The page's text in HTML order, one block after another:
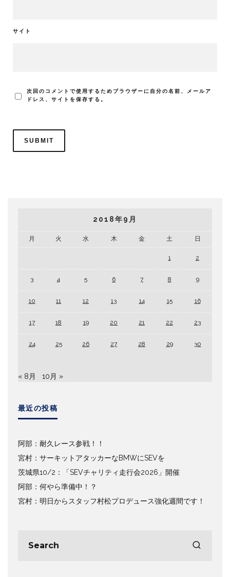
サイト
次回のコメントで使用するためブラウザーに自分の名前、メールア
ドレス、サイトを保存する。
2018年9月
月 火 水 木 金 土 日
1 2
3 4 5 6 7 8 9
10 11 12 13 14 15 16
17 18 19 20 21 22 23
24 25 26 27 28 29 30
« 8月 10月 »
最近の投稿
阿部：耐久レース参戦！！
宮村：サーキットアタッカーなBMWにSEVを
茨城県10/2：「SEVチャリティ走行会2026」開催
阿部：何やら準備中！？
宮村：明日からスタッフ村松プロデュース強化週間です！